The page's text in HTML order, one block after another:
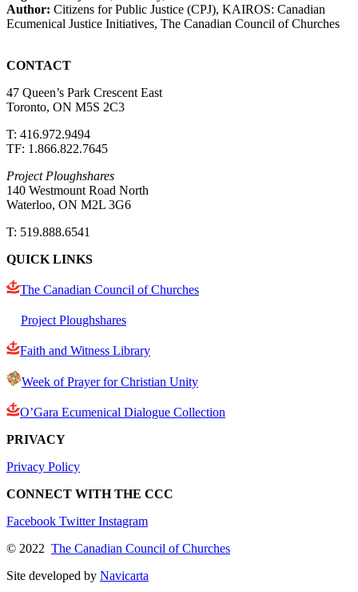
Author: Citizens for Public Justice (CPJ), KAIROS: Canadian
Ecumenical Justice Initiatives, The Canadian Council of Churches
CONTACT
47 Queen’s Park Crescent East
Toronto, ON M5S 2C3
T: 416.972.9494
TF: 1.866.822.7645
Project Ploughshares
140 Westmount Road North
Waterloo, ON M2L 3G6
T: 519.888.6541
QUICK LINKS
The Canadian Council of Churches
Project Ploughshares
Faith and Witness Library
Week of Prayer for Christian Unity
O’Gara Ecumenical Dialogue Collection
PRIVACY
Privacy Policy
CONNECT WITH THE CCC
Facebook Twitter Instagram
© 2022 The Canadian Council of Churches
Site developed by Navicarta